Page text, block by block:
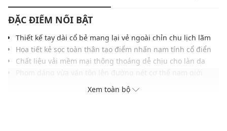
ĐẶC ĐIỂM NỔI BẬT
Thiết kế tay dài cổ bẻ mang lại vẻ ngoài chỉn chu lịch lãm
Họa tiết kẻ sọc toàn thân tạo điểm nhấn nam tính cổ điển
Chất liệu vải mềm mại thông thoáng dễ chịu cho làn da
Hàng khuy thẳng hàng cùng cổ tay bo nút tinh tế sắc sảo
Gam màu trầm hiện đại tạo nên phong cách lịch thiệp
Xem toàn bộ